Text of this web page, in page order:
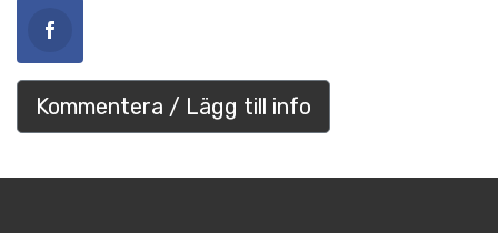
Kommentera / Lägg till info